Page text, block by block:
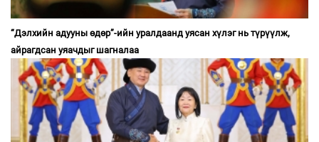
“Дэлхийн адууны өдөр”-ийн уралдаанд уясан хүлэг нь түрүүлж,
айрагдсан уяачдыг шагналаа